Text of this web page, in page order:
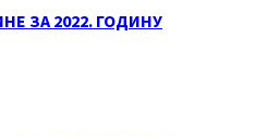
ЗА 2022. ГОДИНУ